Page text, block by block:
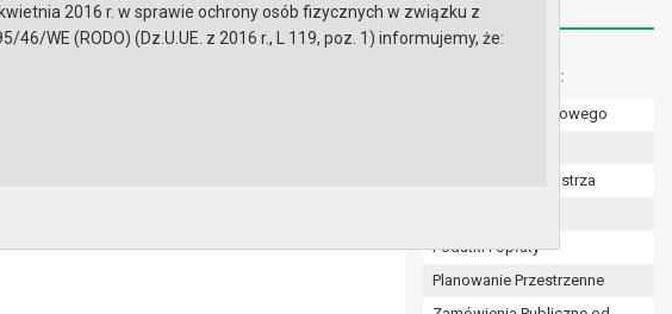
Menu dodatkowe:
Numer konta bankowego
Zarządzenia Burmistrza
Podatki i opłaty
Planowanie Przestrzenne
2016 r. w sprawie ochrony osób fizycznych w związku z
WE (RODO) (Dz.U.UE. z 2016 r., L 119, poz. 1) informujemy, że: